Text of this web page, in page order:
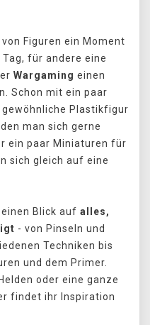
Figuren ein Moment
für andere eine
Wargaming einen
Schon mit ein paar
gewöhnliche Plastikfigur
man sich gerne
ein paar Miniaturen für
sich gleich auf eine
Blick auf alles,
- von Pinseln und
Techniken bis
und dem Primer.
oder eine ganze
findet ihr Inspiration